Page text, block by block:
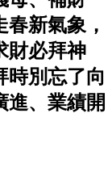
新氣象，
財必拜神
時別忘了向
進、業績開